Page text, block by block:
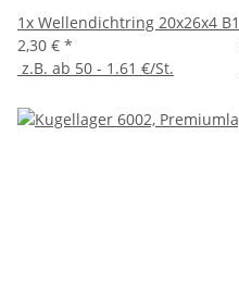
1x Wellendichtring 20x26x4 B1
2,30 € *
z.B. ab 50 - 1.61 €/St.